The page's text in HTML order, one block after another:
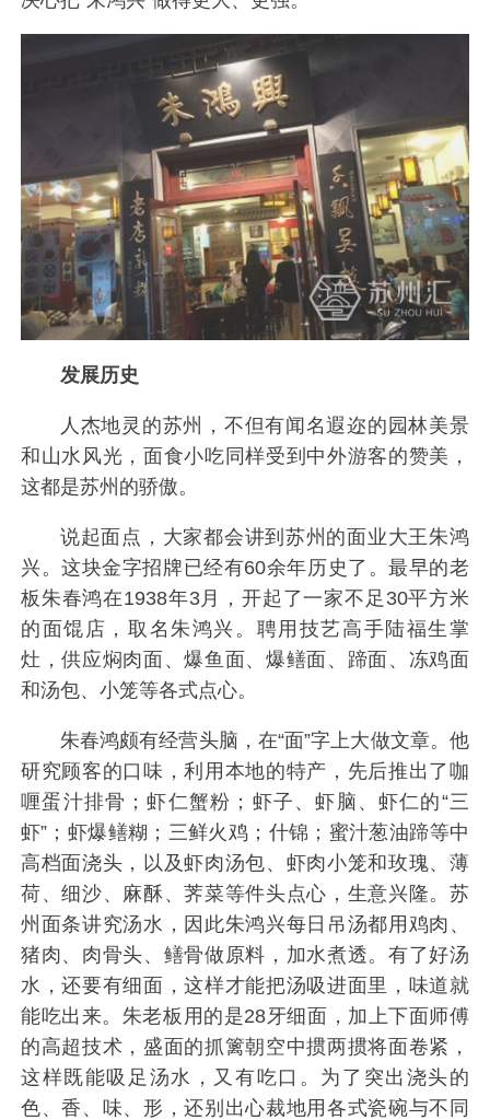
发展历史
人杰地灵的苏州，不但有闻名遐迩的园林美景
和山水风光，面食小吃同样受到中外游客的赞美，
这都是苏州的骄傲。
说起面点，大家都会讲到苏州的面业大王朱鸿
兴。这块金字招牌已经有60余年历史了。最早的老
板朱春鸿在1938年3月，开起了一家不足30平方米
的面馄店，取名朱鸿兴。聘用技艺高手陆福生掌
灶，供应焖肉面、爆鱼面、爆鳝面、蹄面、冻鸡面
和汤包、小笼等各式点心。
朱春鸿颇有经营头脑，在“面”字上大做文章。他
研究顾客的口味，利用本地的特产，先后推出了咖
喱蛋汁排骨；虾仁蟹粉；虾子、虾脑、虾仁的“三
虾”；虾爆鳝糊；三鲜火鸡；什锦；蜜汁葱油蹄等中
高档面浇头，以及虾肉汤包、虾肉小笼和玫瑰、薄
荷、细沙、麻酥、荠菜等件头点心，生意兴隆。苏
州面条讲究汤水，因此朱鸿兴每日吊汤都用鸡肉、
猪肉、肉骨头、鳝骨做原料，加水煮透。有了好汤
水，还要有细面，这样才能把汤吸进面里，味道就
能吃出来。朱老板用的是28牙细面，加上下面师傅
的高超技术，盛面的抓篱朝空中掼两掼将面卷紧，
这样既能吸足汤水，又有吃口。为了突出浇头的
色、香、味、形，还别出心裁地用各式瓷碗与不同